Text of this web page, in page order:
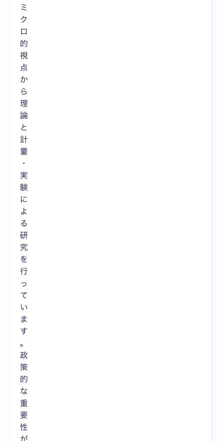
ミ
ク
ロ
的
視
点
か
ら
理
論
と
計
量
・
実
験
に
よ
る
研
究
を
行
っ
て
い
ま
す
。
政
策
的
な
重
要
性
が